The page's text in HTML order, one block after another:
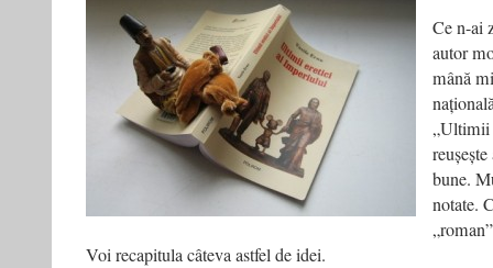
Ce n-ai
autor
mână
„Ultimii
bune.
notate.
Voi recapitula câteva astfel de idei.